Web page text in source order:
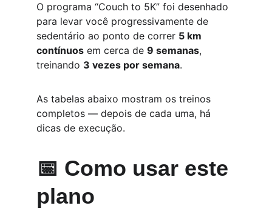
O programa “Couch to 5K” foi desenhado
para levar você progressivamente de
sedentário ao ponto de correr 5 km
contínuos em cerca de 9 semanas,
treinando 3 vezes por semana.
As tabelas abaixo mostram os treinos
completos — depois de cada uma, há
dicas de execução.
📅 Como usar este
plano